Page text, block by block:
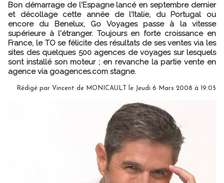
Bon démarrage de l'Espagne lancé en septembre dernier
et décollage cette année de l'Italie, du Portugal ou
encore du Benelux, Go Voyages passe à la vitesse
supérieure à l'étranger. Toujours en forte croissance en
France, le TO se félicite des résultats de ses ventes via les
sites des quelques 500 agences de voyages sur lesquels
sont installé son moteur ; en revanche la partie vente en
agence via goagences.com stagne.
Rédigé par Vincent de MONICAULT le Jeudi 6 Mars 2008 à 19:05